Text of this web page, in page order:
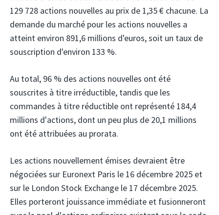
129 728 actions nouvelles au prix de 1,35 € chacune. La
demande du marché pour les actions nouvelles a
atteint environ 891,6 millions d'euros, soit un taux de
souscription d'environ 133 %.
Au total, 96 % des actions nouvelles ont été
souscrites à titre irréductible, tandis que les
commandes à titre réductible ont représenté 184,4
millions d'actions, dont un peu plus de 20,1 millions
ont été attribuées au prorata.
Les actions nouvellement émises devraient être
négociées sur Euronext Paris le 16 décembre 2025 et
sur le London Stock Exchange le 17 décembre 2025.
Elles porteront jouissance immédiate et fusionneront